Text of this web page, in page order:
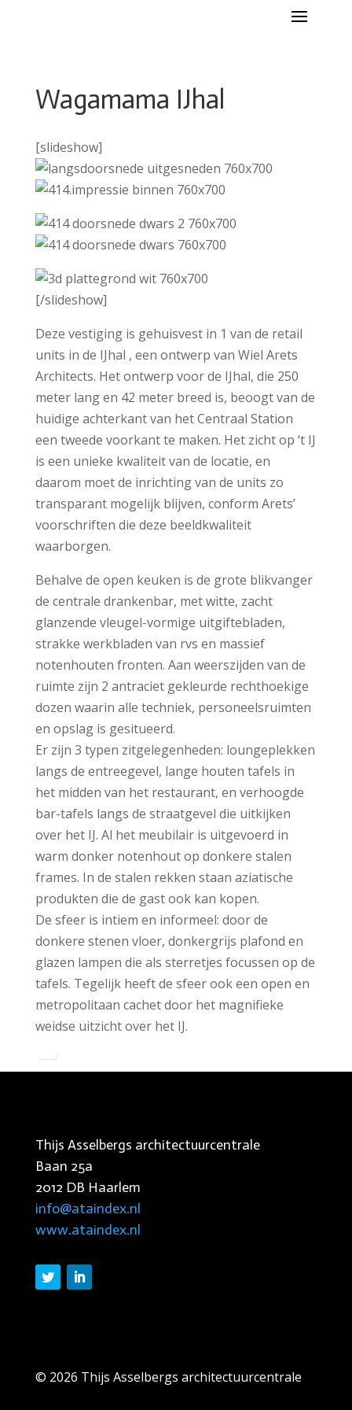
Wagamama IJhal
[slideshow]
[/slideshow]
Deze vestiging is gehuisvest in 1 van de retail
units in de IJhal , een ontwerp van Wiel Arets
Architects. Het ontwerp voor de IJhal, die 250
meter lang en 42 meter breed is, beoogt van de
huidige achterkant van het Centraal Station
een tweede voorkant te maken. Het zicht op ‘t IJ
is een unieke kwaliteit van de locatie, en
daarom moet de inrichting van de units zo
transparant mogelijk blijven, conform Arets’
voorschriften die deze beeldkwaliteit
waarborgen.
Behalve de open keuken is de grote blikvanger
de centrale drankenbar, met witte, zacht
glanzende vleugel-vormige uitgiftebladen,
strakke werkbladen van rvs en massief
notenhouten fronten. Aan weerszijden van de
ruimte zijn 2 antraciet gekleurde rechthoekige
dozen waarin alle techniek, personeelsruimten
en opslag is gesitueerd.
Er zijn 3 typen zitgelegenheden: loungeplekken
langs de entreegevel, lange houten tafels in
het midden van het restaurant, en verhoogde
bar-tafels langs de straatgevel die uitkijken
over het IJ. Al het meubilair is uitgevoerd in
warm donker notenhout op donkere stalen
frames. In de stalen rekken staan aziatische
produkten die de gast ook kan kopen.
De sfeer is intiem en informeel: door de
donkere stenen vloer, donkergrijs plafond en
glazen lampen die als sterretjes focussen op de
tafels. Tegelijk heeft de sfeer ook een open en
metropolitaan cachet door het magnifieke
weidse uitzicht over het IJ.
Thijs Asselbergs architectuurcentrale
Baan 25a
2012 DB Haarlem
info@ataindex.nl
www.ataindex.nl
© 2026 Thijs Asselbergs architectuurcentrale